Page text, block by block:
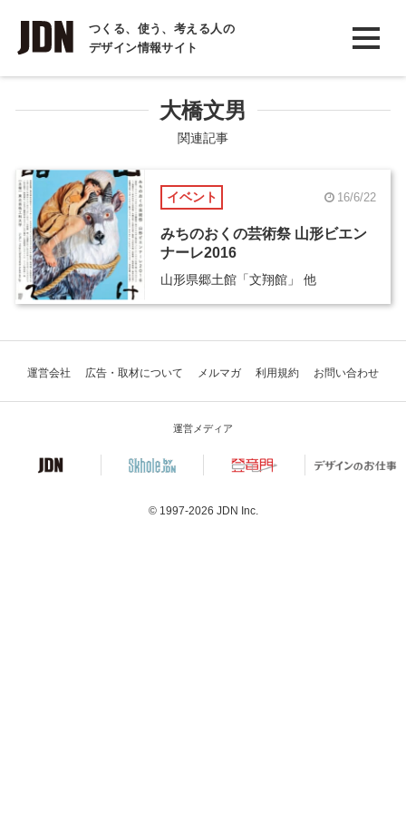
つくる、使う、考える人の
デザイン情報サイト
INTERVIEW
インタビュー
COLUMN
コラム
大橋文男
関連記事
イベント 16/6/22
みちのおくの芸術祭 山形ビエン
ナーレ2016
山形県郷土館「文翔館」 他
運営会社 広告・取材について メルマガ 利用規約 お問い合わせ
運営メディア
© 1997-2026 JDN Inc.